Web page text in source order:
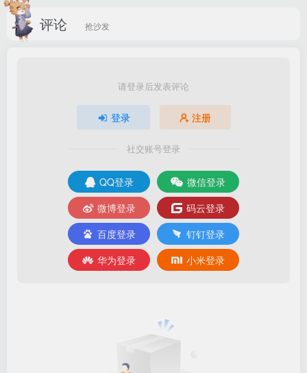
进去之后点击“中国税收居民身份证明”然后再点击最下
接下来最为关键的一个步骤、点开申请之后，上面个人
评论 抢沙发
请登录后发表评论
登录 注册
社交账号登录
QQ登录
微信登录
微博登录
码云登录
百度登录
钉钉登录
华为登录
小米登录